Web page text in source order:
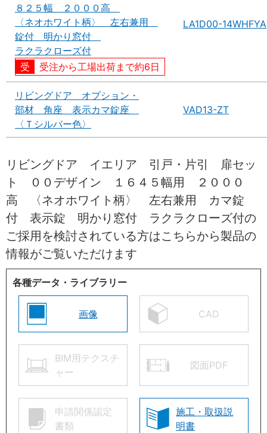
８２５幅 ２０００高
〈ネオホワイト柄〉 左右兼用
錠付 明かり窓付
ラクラクローズ付
受注から工場出荷まで約6日
LA1D00-14WHFYA
リビングドア オプション・
部材 角座 表示カマ錠座
〈Ｔシルバー色〉
VAD13-ZT
リビングドア イエリア 引戸・片引 扉セッ
ト ００デザイン １６４５幅用 ２０００
高 〈ネオホワイト柄〉 左右兼用 カマ錠
付 表示錠 明かり窓付 ラクラクローズ付の
ご採用を検討されている方はこちらから製品の
情報がご覧いただけます
各種データ・ライブラリー
画像 CAD
BIM用テクスチ
ャー
図面PDF
申請関係認定
書類
施工・取扱説
明書